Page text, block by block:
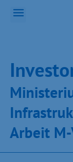
Ar­beit